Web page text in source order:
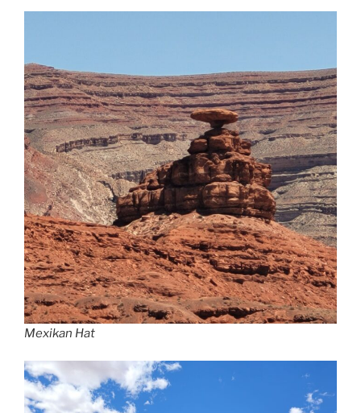
Mexikan Hat